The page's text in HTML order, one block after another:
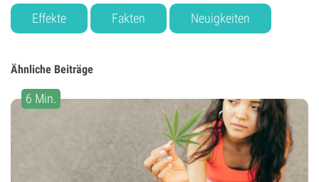
Effekte Fakten Neuigkeiten
Ähnliche Beiträge
6 Min.